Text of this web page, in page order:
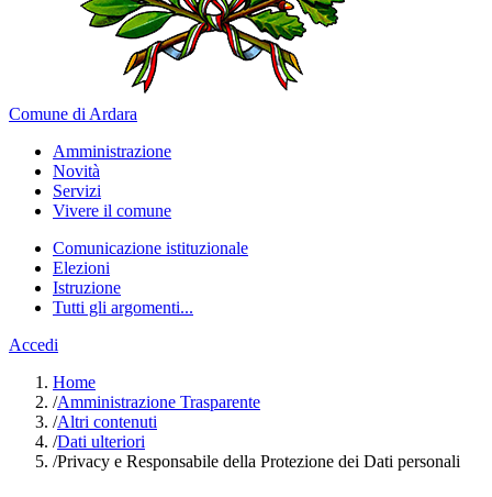
Comune di Ardara
Amministrazione
Novità
Servizi
Vivere il comune
Comunicazione istituzionale
Elezioni
Istruzione
Tutti gli argomenti...
Accedi
Home
/Amministrazione Trasparente
/Altri contenuti
/Dati ulteriori
/Privacy e Responsabile della Protezione dei Dati personali